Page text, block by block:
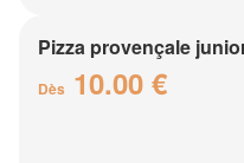
Pizza provençale
Dès 10.00 €